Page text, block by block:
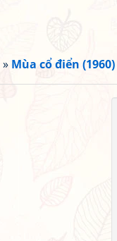
» Mùa cổ điển (1960)